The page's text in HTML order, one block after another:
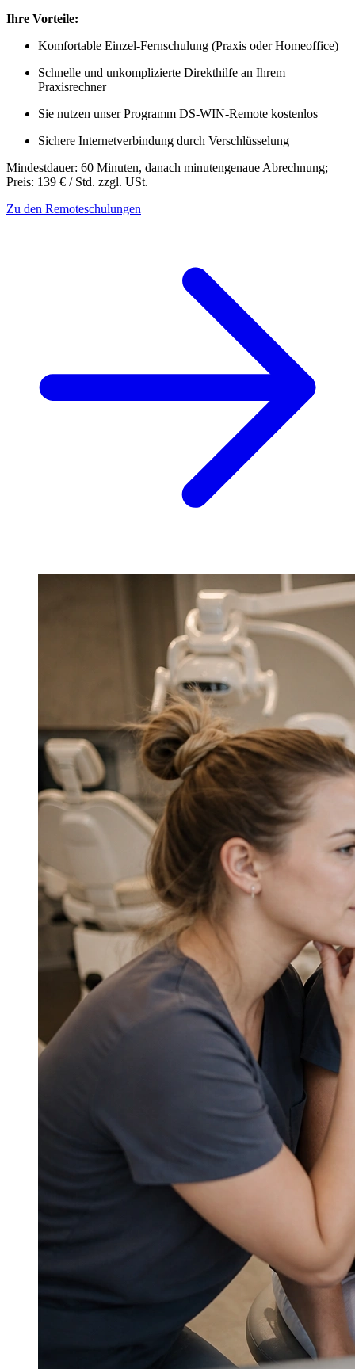
Ihre Vorteile:
Komfortable Einzel-Fernschulung (Praxis oder Homeoffice)
Schnelle und unkomplizierte Direkthilfe an Ihrem
Praxisrechner
Sie nutzen unser Programm DS-WIN-Remote kostenlos
Sichere Internetverbindung durch Verschlüsselung
Mindestdauer: 60 Minuten, danach minutengenaue Abrechnung;
Preis: 139 € / Std. zzgl. USt.
Zu den Remoteschulungen